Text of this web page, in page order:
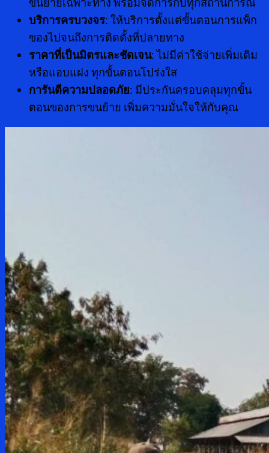
บริการครบวงจร: ให้บริการตั้งแต่ขั้นตอนการแพ็ก
ของไปจนถึงการติดตั้งที่ปลายทาง
ราคาที่เป็นมิตรและชัดเจน: ไม่มีค่าใช้จ่ายเพิ่มเติม
หรือแอบแฝง ทุกขั้นตอนโปร่งใส
การันตีความปลอดภัย: มีประกันครอบคลุมทุกขั้น
ตอนของการขนย้าย เพิ่มความมั่นใจให้กับคุณ